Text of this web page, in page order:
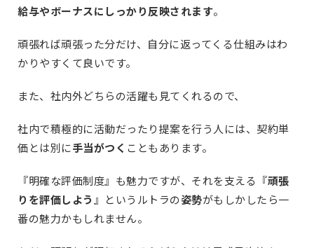
給与やボーナスにしっかり反映されます。
頑張れば頑張った分だけ、自分に返ってくる仕組みはわ
かりやすくて良いです。
また、社内外どちらの活躍も見てくれるので、
社内で積極的に活動だったり提案を行う人には、契約単
価とは別に手当がつく こともあります。
『明確な評価制度』も魅力ですが、それを支える『頑張
りを評価しよう 』というルトラの姿勢がもしかしたら一
番の魅力かもしれません。